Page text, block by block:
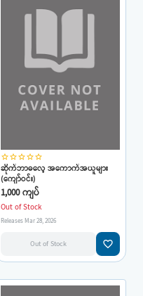
star_borderstar_borderstar_borderstar_borderstar_border
ဆိုက်ဘာဓလေ့ အကောက်အယူများ
(ကျော်ဝင်း)
1,000 ကျပ်
Out of Stock
Releases Mar 28, 2026
Out of Stock favorite_border